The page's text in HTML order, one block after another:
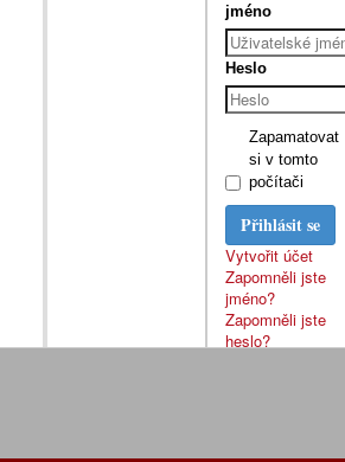
jméno
Heslo
Zapamatovat
si v tomto
počítači
Přihlásit se
Vytvořit účet
Zapomněli jste
jméno?
Zapomněli jste
heslo?